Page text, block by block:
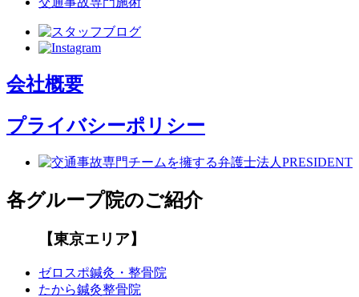
会社概要
プライバシーポリシー
各グループ院のご紹介
【東京エリア】
ゼロスポ鍼灸・整骨院
たから鍼灸整骨院